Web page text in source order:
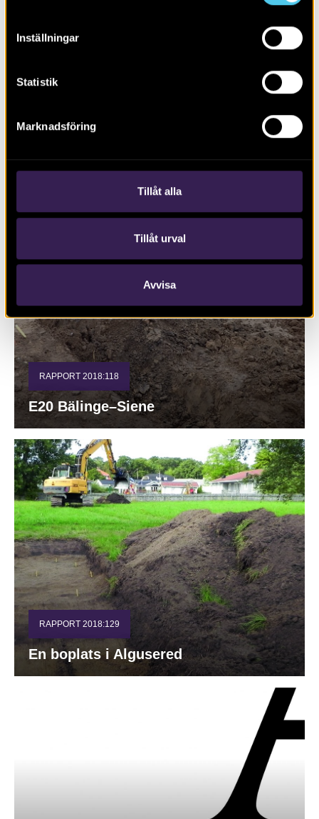
Inställningar
Statistik
Marknadsföring
Tillåt alla
Tillåt urval
Avvisa
RAPPORT 2018:115
Vägplan för sträckan Rälla–Algutsrum
RAPPORT 2018:118
E20 Bälinge–Siene
RAPPORT 2018:129
En boplats i Algusered